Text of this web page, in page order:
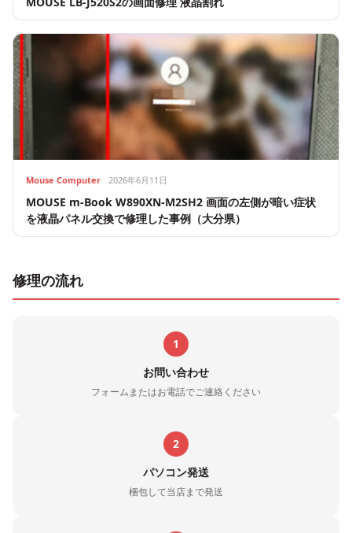
Mouse Computer 2026年6月11日
MOUSE m-Book W890XN-M2SH2 画面の左側が暗い症状
を液晶パネル交換で修理した事例（大分県）
修理の流れ
1
お問い合わせ
フォームまたはお電話でご連絡ください
2
パソコン発送
梱包して当店まで発送